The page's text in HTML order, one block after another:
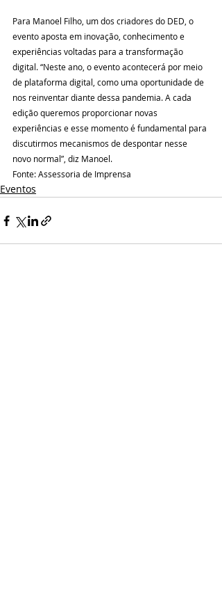
Para Manoel Filho, um dos criadores do DED, o
evento aposta em inovação, conhecimento e
experiências voltadas para a transformação
digital. “Neste ano, o evento acontecerá por meio
de plataforma digital, como uma oportunidade de
nos reinventar diante dessa pandemia. A cada
edição queremos proporcionar novas
experiências e esse momento é fundamental para
discutirmos mecanismos de despontar nesse
novo normal”, diz Manoel.
Fonte: Assessoria de Imprensa
Eventos